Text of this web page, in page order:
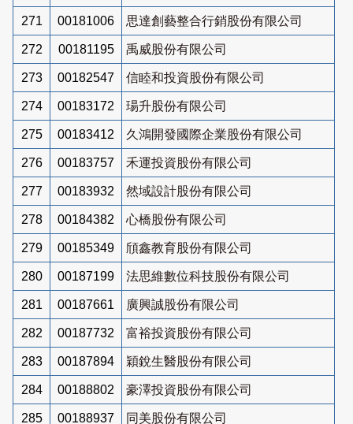
271 00181006 思達創藝整合行銷股份有限公司
272 00181195 禹威股份有限公司
273 00182547 信睦和投資股份有限公司
274 00183172 瑒升股份有限公司
275 00183412 久鴻開發國際企業股份有限公司
276 00183757 禾運投資股份有限公司
277 00183932 然域設計股份有限公司
278 00184382 心橋股份有限公司
279 00185349 頎鑫教育股份有限公司
280 00187199 法思維數位科技股份有限公司
281 00187661 廣興誠股份有限公司
282 00187732 富裕投資股份有限公司
283 00187894 穎銳生醫股份有限公司
284 00188802 豪澤投資股份有限公司
285 00188937 同美股份有限公司